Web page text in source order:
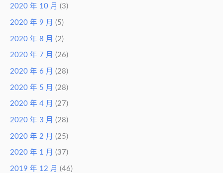
2020 年 10 月 (3)
2020 年 9 月 (5)
2020 年 8 月 (2)
2020 年 7 月 (26)
2020 年 6 月 (28)
2020 年 5 月 (28)
2020 年 4 月 (27)
2020 年 3 月 (28)
2020 年 2 月 (25)
2020 年 1 月 (37)
2019 年 12 月 (46)